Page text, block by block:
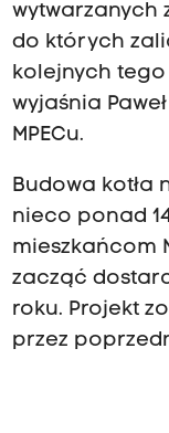
wytwarzanych
do których
kolejnych
wyjaśnia
MPECu.
Budowa kotła
nieco ponad
mieszkańcom
zacząć
roku. Projekt
przez